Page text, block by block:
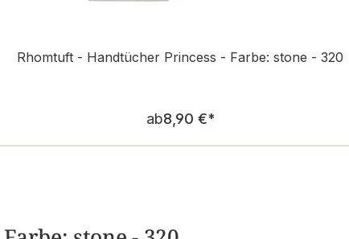
Rhomtuft - Handtücher Princess - Farbe: stone - 320
Regulärer Preis:
ab8,90 €*